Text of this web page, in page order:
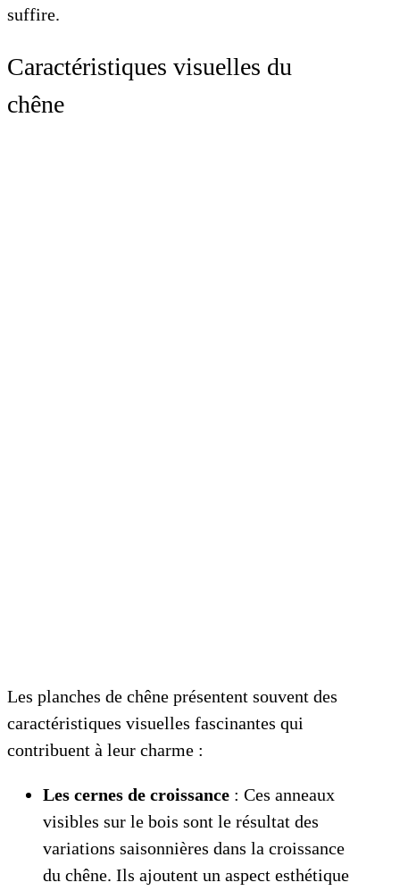
suffire.
Caractéristiques visuelles du
chêne
Les planches de chêne présentent souvent des
caractéristiques visuelles fascinantes qui
contribuent à leur charme :
Les cernes de croissance : Ces anneaux
visibles sur le bois sont le résultat des
variations saisonnières dans la croissance
du chêne. Ils ajoutent un aspect esthétique